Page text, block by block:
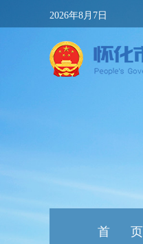
2026年8月7日
首 页